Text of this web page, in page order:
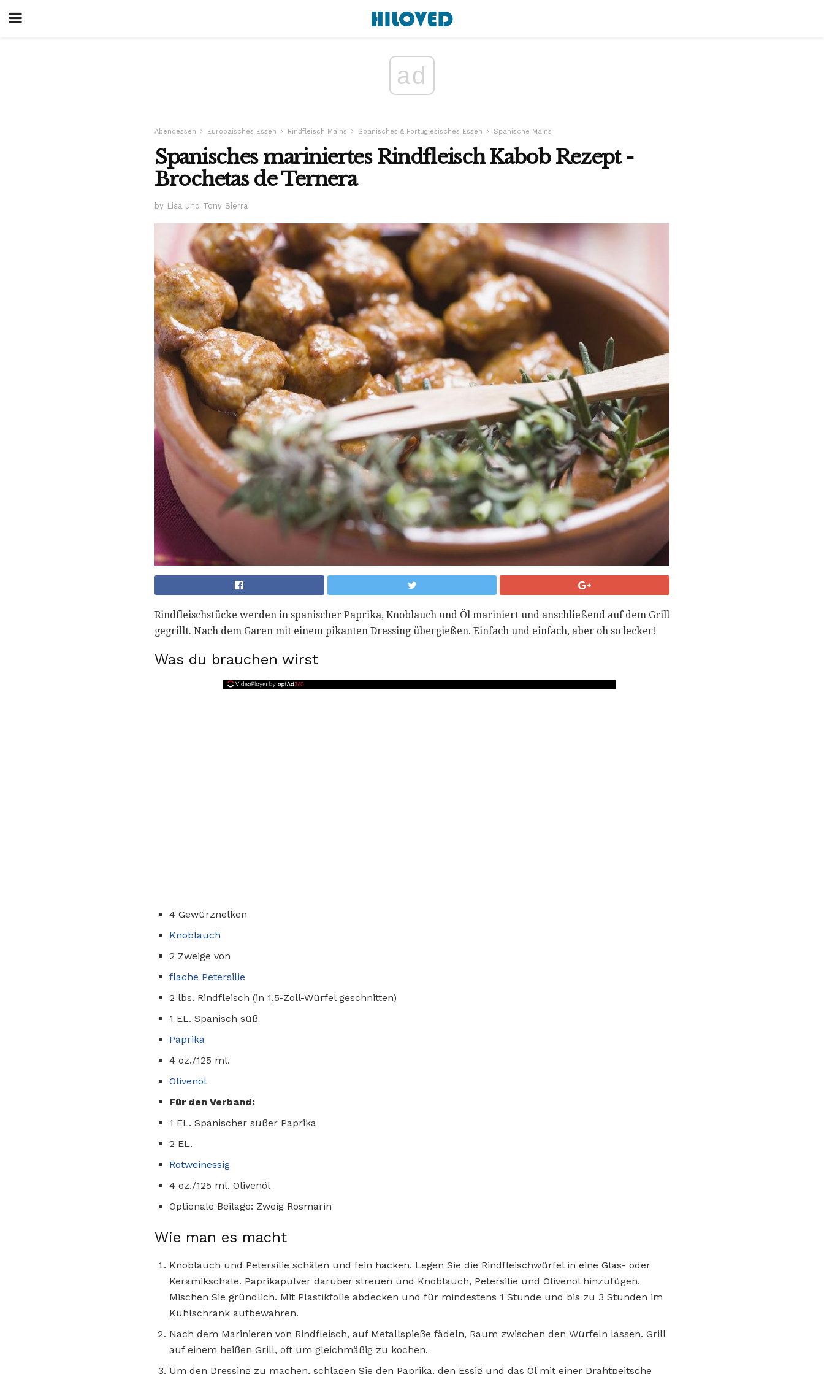
ad
Abendessen Europäisches Essen Rindfleisch Mains Spanisches & Portugiesisches Essen Spanische Mains
Spanisches mariniertes Rindfleisch Kabob Rezept -
Brochetas de Ternera
by Lisa und Tony Sierra
Rindfleischstücke werden in spanischer Paprika, Knoblauch und Öl mariniert und anschließend auf dem Grill
gegrillt. Nach dem Garen mit einem pikanten Dressing übergießen. Einfach und einfach, aber oh so lecker!
Was du brauchen wirst
4 Gewürznelken
Knoblauch
2 Zweige von
flache Petersilie
2 lbs. Rindfleisch (in 1,5-Zoll-Würfel geschnitten)
1 EL. Spanisch süß
Paprika
4 oz./125 ml.
Olivenöl
Für den Verband:
1 EL. Spanischer süßer Paprika
2 EL.
Rotweinessig
4 oz./125 ml. Olivenöl
Optionale Beilage: Zweig Rosmarin
Wie man es macht
Knoblauch und Petersilie schälen und fein hacken. Legen Sie die Rindfleischwürfel in eine Glas- oder
Keramikschale. Paprikapulver darüber streuen und Knoblauch, Petersilie und Olivenöl hinzufügen.
Mischen Sie gründlich. Mit Plastikfolie abdecken und für mindestens 1 Stunde und bis zu 3 Stunden im
Kühlschrank aufbewahren.
Nach dem Marinieren von Rindfleisch, auf Metallspieße fädeln, Raum zwischen den Würfeln lassen. Grill
auf einem heißen Grill, oft um gleichmäßig zu kochen.
Um den Dressing zu machen, schlagen Sie den Paprika, den Essig und das Öl mit einer Drahtpeitsche